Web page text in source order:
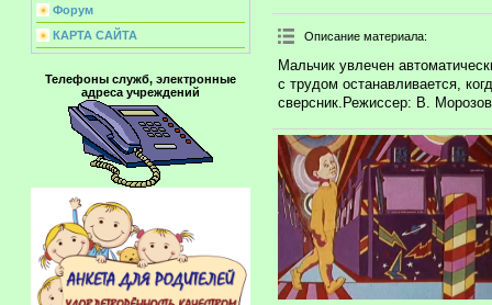
Форум
КАРТА САЙТА
Телефоны служб, электронные
адреса учреждений
Описание материала:
Мальчик увлечен
с трудом останавливается,
сверсник.Режиссер: В.